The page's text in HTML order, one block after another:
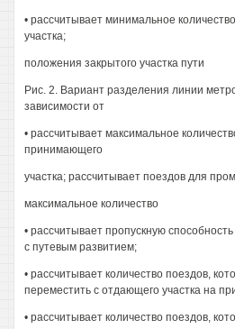
• рассчитывает минимальное
участка;
положения закрытого участка пути
Рис. 2. Вариант разделения линии
зависимости от
• рассчитывает максимальное
принимающего
участка; рассчитывает поездов для
максимальное количество
• рассчитывает пропускную
с путевым развитием;
• рассчитывает количество поездов,
переместить с отдающего участка на
• рассчитывает количество поездов,